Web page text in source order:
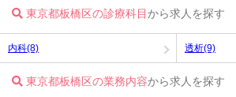
東京都板橋区の診療科目から求人を探す
内科(8) 透析(9)
東京都板橋区の業務内容から求人を探す